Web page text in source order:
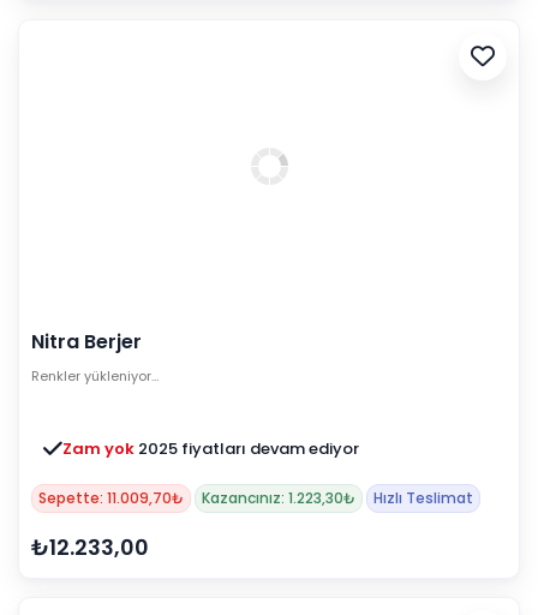
Nitra Berjer
Renkler yükleniyor…
Zam yok 2025 fiyatları devam ediyor
Sepette: 11.009,70₺ Kazancınız: 1.223,30₺ Hızlı Teslimat
₺12.233,00